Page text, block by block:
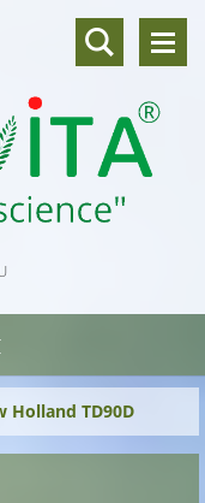
Holland TD90D